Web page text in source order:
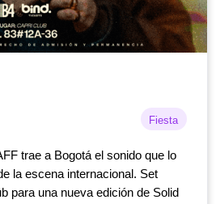
Fiesta
trae a Bogotá el sonido que lo
la escena internacional. Set
para una nueva edición de Solid